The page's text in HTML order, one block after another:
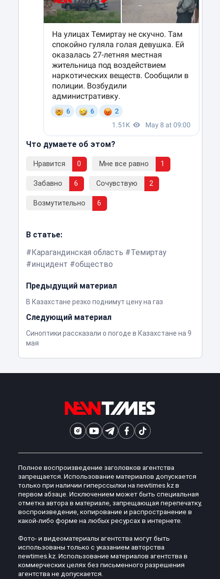
Что думаете об этом?
Нравится 0 Мне все равно 1
Забавно 6 Сочувствую 2
Возмутительно 6
В статье:
Карагандинская область
Темиртау
инцидент
общество
Предыдущий материал
В Казахстане резко поднимут цену на газ
Следующий материал
Синоптики рассказали о погоде в Казахстане на 9
мая
Полное воспроизведение заголовков агентства
запрещается. Использование материалов допускается
только при наличии гиперссылки на newtimes.kz в
первом абзаце. Исключением может быть специальная
отметка автора в материале, запрещающая перепечатку,
воспроизведение, копирование и распространение в
какой-либо форме на любых ресурсах в интернете.
Фото- и видеоматериалы агентства могут быть
использованы только с указанием авторства
newtimes.kz. Использование материалов агентства в
коммерческих целях без письменного разрешения
агентства не допускается.